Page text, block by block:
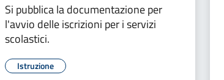
Si pubblica la documentazione per
l'avvio delle iscrizioni per i servizi
scolastici.
Istruzione